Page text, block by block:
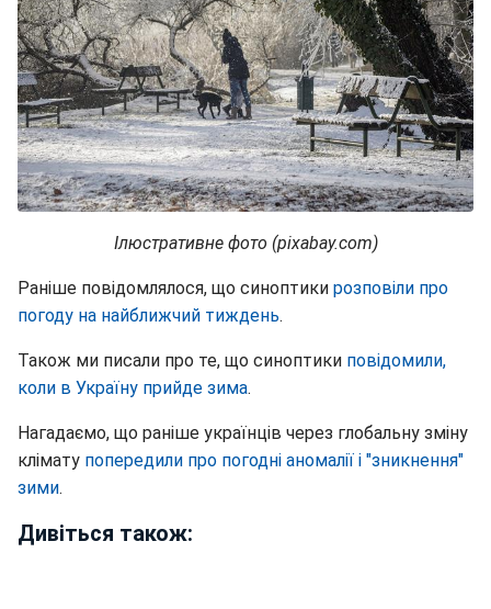
Ілюстративне фото (pixabay.com)
Раніше повідомлялося, що синоптики розповіли про
погоду на найближчий тиждень.
Також ми писали про те, що синоптики повідомили,
коли в Україну прийде зима.
Нагадаємо, що раніше українців через глобальну зміну
клімату попередили про погодні аномалії і "зникнення"
зими.
Дивіться також: